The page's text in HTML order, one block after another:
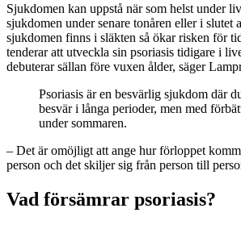
Sjukdomen kan uppstå när som helst under
sjukdomen under senare tonåren eller i slutet
sjukdomen finns i släkten så ökar risken för
tenderar att utveckla sin psoriasis tidigare i
debuterar sällan före vuxen ålder, säger
Psoriasis är en besvärlig sjukdom där
besvär i långa perioder, men med
under sommaren.
– Det är omöjligt att ange hur förloppet
person och det skiljer sig från person till
Vad försämrar psoriasis?